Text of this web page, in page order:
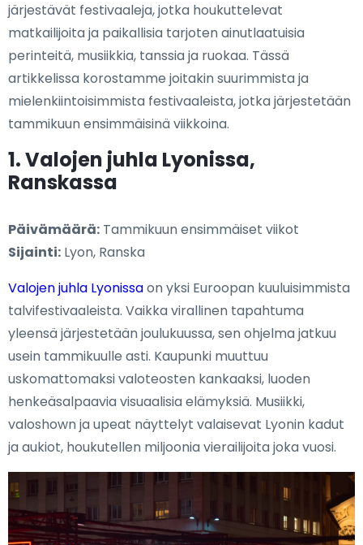
järjestävät festivaaleja, jotka houkuttelevat
matkailijoita ja paikallisia tarjoten ainutlaatuisia
perinteitä, musiikkia, tanssia ja ruokaa. Tässä
artikkelissa korostamme joitakin suurimmista ja
mielenkiintoisimmista festivaaleista, jotka järjestetään
tammikuun ensimmäisinä viikkoina.
1. Valojen juhla Lyonissa,
Ranskassa
Päivämäärä: Tammikuun ensimmäiset viikot
Sijainti: Lyon, Ranska
Valojen juhla Lyonissaon yksi Euroopan kuuluisimmista
talvifestivaaleista. Vaikka virallinen tapahtuma
yleensä järjestetään joulukuussa, sen ohjelma jatkuu
usein tammikuulle asti. Kaupunki muuttuu
uskomattomaksi valoteosten kankaaksi, luoden
henkeäsalpaavia visuaalisia elämyksiä. Musiikki,
valoshown ja upeat näyttelyt valaisevat Lyonin kadut
ja aukiot, houkutellen miljoonia vierailijoita joka vuosi.